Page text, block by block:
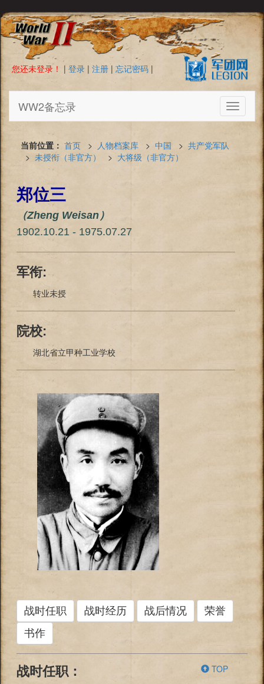
您还未登录！ | 登录 | 注册 | 忘记密码 |
Toggle
WW2备忘录
当前位置： 首页 > 人物档案库 > 中国 > 共产党军队
> 未授衔（非官方） > 大将级（非官方）
郑位三
（Zheng Weisan）
1902.10.21 - 1975.07.27
军衔:
转业未授
院校:
湖北省立甲种工业学校
战时任职 战时经历 战后情况
荣誉
书作
战时任职： TOP